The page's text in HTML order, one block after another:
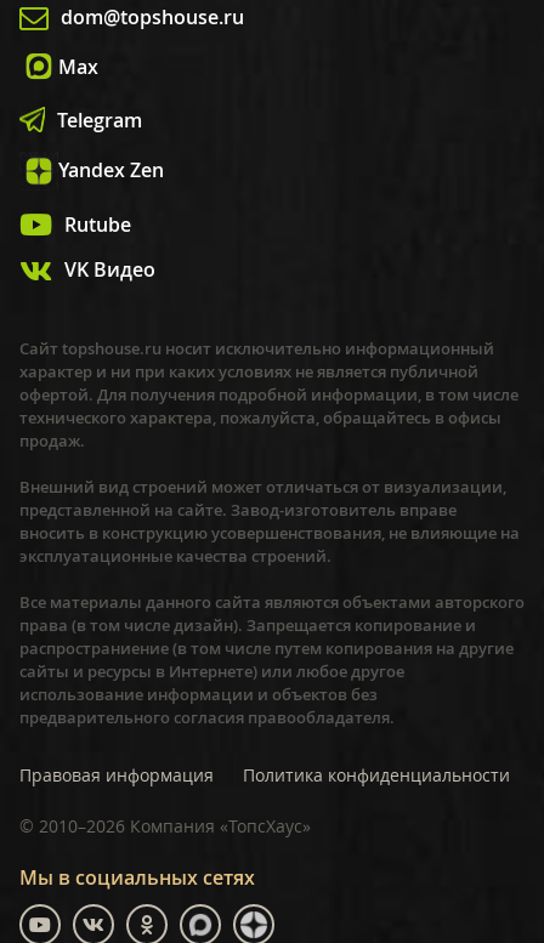
dom@topshouse.ru
Max
Telegram
Yandex Zen
Rutube
VK Видео
Мы в социальных сетях
Сайт topshouse.ru носит исключительно информационный
характер и ни при каких условиях не является публичной
офертой. Для получения подробной информации, в том числе
технического характера, пожалуйста, обращайтесь в офисы
продаж.
Внешний вид строений может отличаться от визуализации,
представленной на сайте. Завод-изготовитель вправе
вносить в конструкцию усовершенствования, не влияющие на
эксплуатационные качества строений.
Все материалы данного сайта являются объектами авторского
права (в том числе дизайн). Запрещается копирование и
распространиение (в том числе путем копирования на другие
сайты и ресурсы в Интернете) или любое другое
использование информации и объектов без
предварительного согласия правообладателя.
Правовая информация Политика конфиденциальности
© 2010–2026 Компания «ТопсХаус»